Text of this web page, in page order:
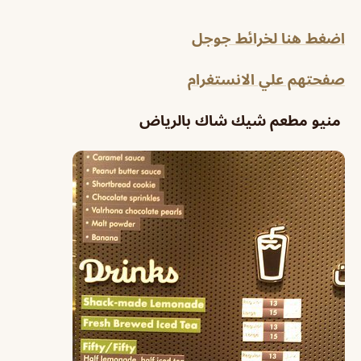
اضغط هنا لخرائط جوجل
صفحتهم علي الانستغرام
منيو مطعم شيك شاك بالرياض